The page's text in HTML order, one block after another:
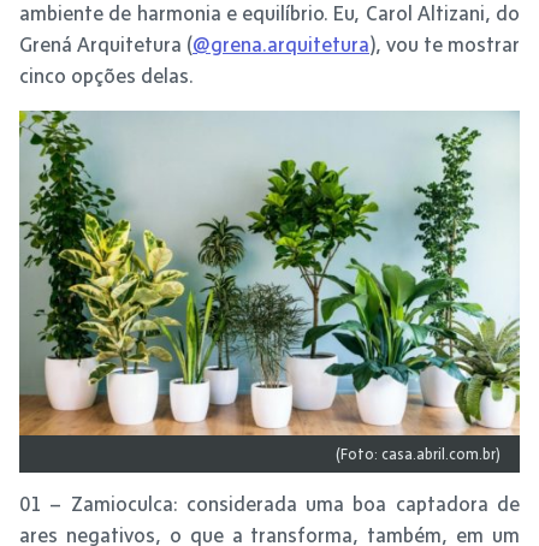
ambiente de harmonia e equilíbrio. Eu, Carol Altizani, do
Grená Arquitetura (@grena.arquitetura), vou te mostrar
cinco opções delas.
(Foto: casa.abril.com.br)
01 – Zamioculca: considerada uma boa captadora de
ares negativos, o que a transforma, também, em um